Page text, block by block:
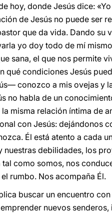
hoy, donde Jesús dice:
de Jesús no puede ser
que da vida. Dando su
yo doy todo de mí
sana, el que nos permite
qué condiciones Jesús
conozco a mis ovejas y
no habla de un
misma relación íntima de
con Jesús: dejándonos
Él está atento a cada
debilidades, los
como somos, nos
rumbo. Nos acompaña Él.
buscar un encuentro
nuevos